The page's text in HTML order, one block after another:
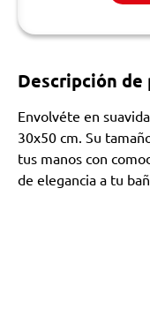
Descripción de
Envolvéte en
30x50 cm. Su
tus manos con
de elegancia a tu